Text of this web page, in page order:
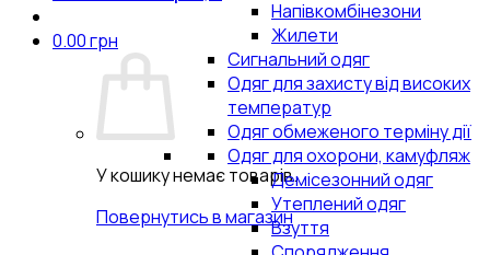
0.00грн
У кошику немає товарів.
Повернутись в магазин
Напівкомбінезони
Жилети
Сигнальний одяг
Одяг для захисту від високих
температур
Одяг обмеженого терміну дії
Одяг для охорони, камуфляж
Демісезонний одяг
Утеплений одяг
Взуття